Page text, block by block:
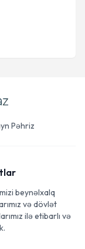
Pəhriz
beynəlxalq
və dövlət
ilə etibarlı və